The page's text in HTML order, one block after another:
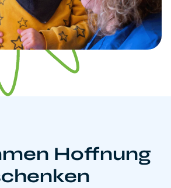
Hoffnung